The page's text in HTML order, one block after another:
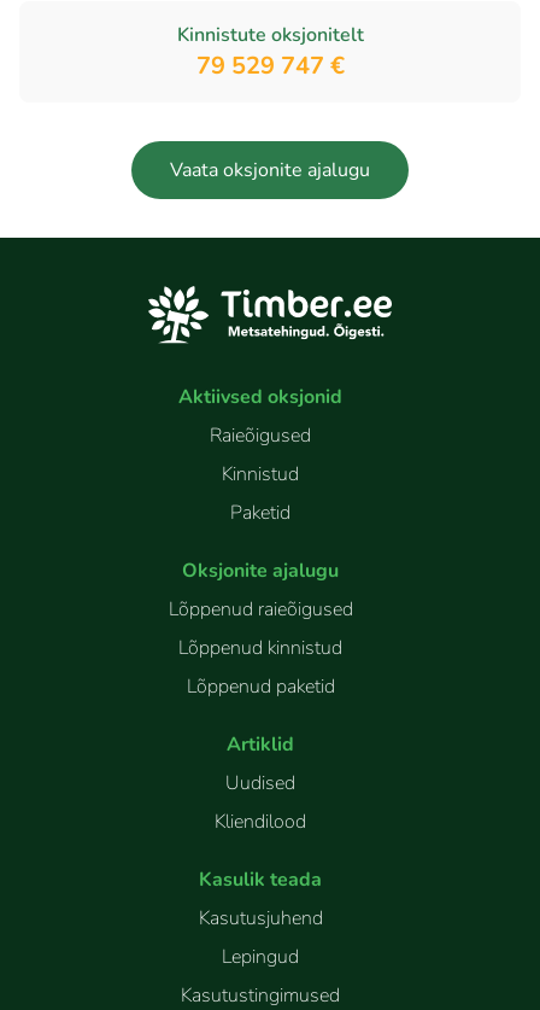
Kinnistute oksjonitelt
79 529 747 €
Vaata oksjonite ajalugu
Aktiivsed oksjonid
Raieõigused
Kinnistud
Paketid
Oksjonite ajalugu
Lõppenud raieõigused
Lõppenud kinnistud
Lõppenud paketid
Artiklid
Uudised
Kliendilood
Kasulik teada
Kasutusjuhend
Lepingud
Kasutustingimused